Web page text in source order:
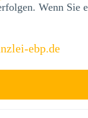
Wenn Sie
ebp.de